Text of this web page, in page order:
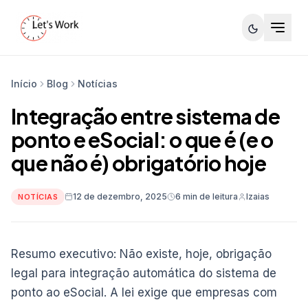
Início Blog Notícias
Integração entre sistema de
ponto e eSocial: o que é (e o
que não é) obrigatório hoje
NOTÍCIAS 12 de dezembro, 2025 6 min de leitura Izaias
Resumo executivo: Não existe, hoje, obrigação
legal para integração automática do sistema de
ponto ao eSocial. A lei exige que empresas com